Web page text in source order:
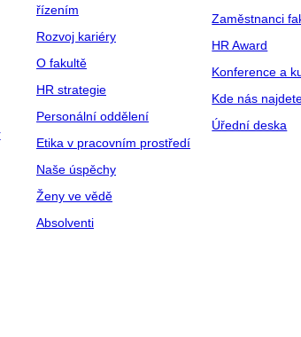
řízením
Rozvoj kariéry
O fakultě
HR strategie
Personální oddělení
Etika v pracovním prostředí
Naše úspěchy
Ženy ve vědě
Absolventi
Zaměstnanci
HR Award
Konference a
Kde nás
Úřední deska